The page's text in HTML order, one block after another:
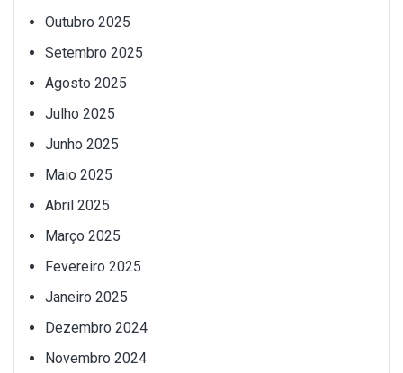
Outubro 2025
Setembro 2025
Agosto 2025
Julho 2025
Junho 2025
Maio 2025
Abril 2025
Março 2025
Fevereiro 2025
Janeiro 2025
Dezembro 2024
Novembro 2024